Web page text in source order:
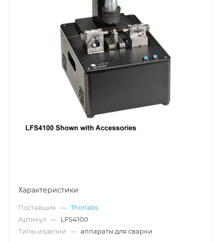
Характеристики
Поставщик — Thorlabs
Артикул — LFS4100
Типы изделий — аппараты для сварки